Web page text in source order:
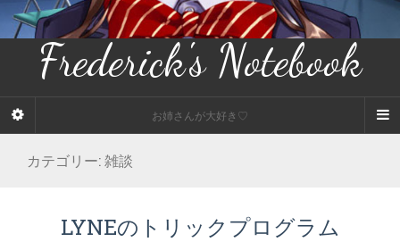
Frederick's Notebook
お姉さんが大好き♡
カテゴリー:雑談
LYNEのトリックプログラム